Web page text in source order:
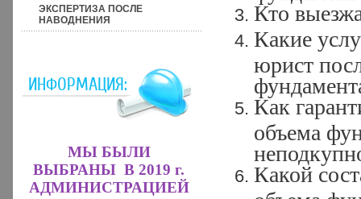
ЭКСПЕРТИЗА ПОСЛЕ
НАВОДНЕНИЯ
ИНФОРМАЦИЯ:
МЫ БЫЛИ
ВЫБРАНЫ В 2019 г.
АДМИНИСТРАЦИЕЙ
Кто
Какие
юрист
Как
объема
Какой